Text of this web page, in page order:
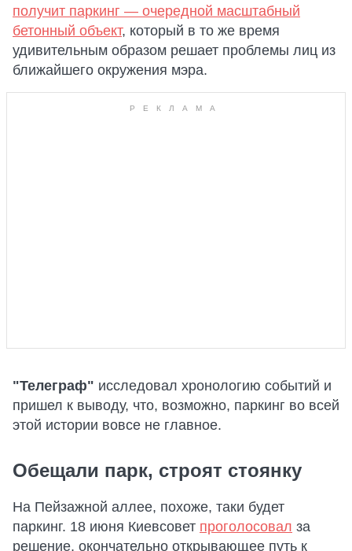
получит паркинг — очередной масштабный
бетонный объект, который в то же время
удивительным образом решает проблемы лиц из
ближайшего окружения мэра.
"Телеграф" исследовал хронологию событий и
пришел к выводу, что, возможно, паркинг во всей
этой истории вовсе не главное.
Обещали парк, строят стоянку
На Пейзажной аллее, похоже, таки будет
паркинг. 18 июня Киевсовет проголосовал за
решение, окончательно открывающее путь к